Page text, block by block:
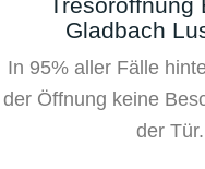
Gladbach
In 95% aller Fälle
der Öffnung keine
der Tür.